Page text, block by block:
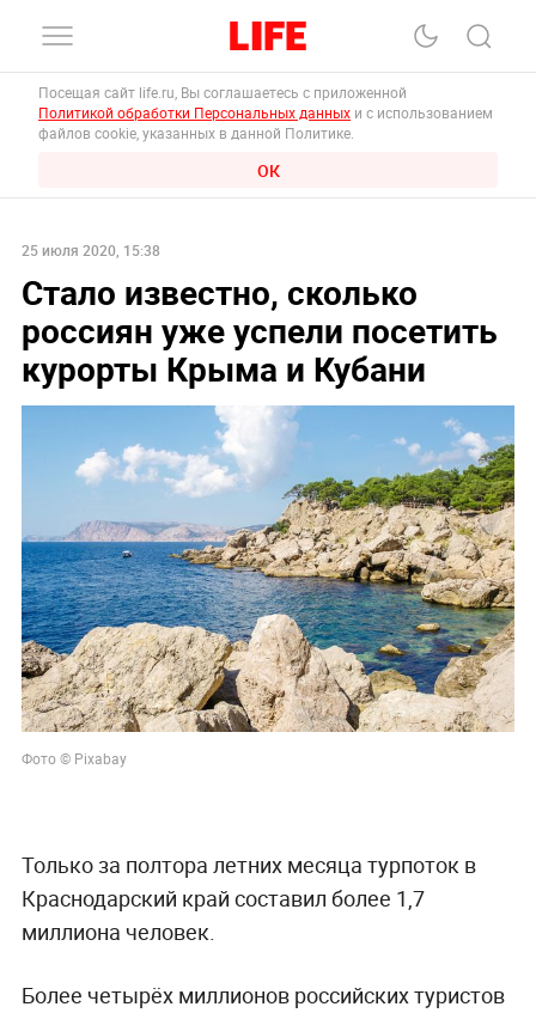
Посещая сайт life.ru, Вы соглашаетесь с приложенной
Политикой обработки Персональных данных и с использованием
файлов cookie, указанных в данной Политике.
ОК
25 июля 2020, 15:38
Стало известно, сколько
россиян уже успели посетить
курорты Крыма и Кубани
Фото © Pixabay
Только за полтора летних месяца турпоток в
Краснодарский край составил более 1,7
миллиона человек.
Более четырёх миллионов российских туристов